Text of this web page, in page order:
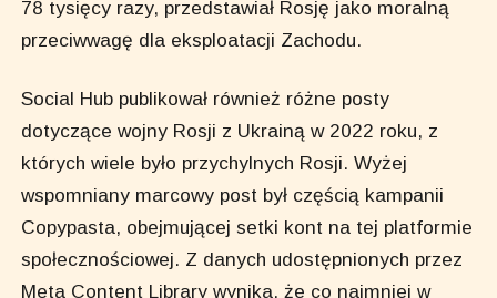
78 tysięcy razy, przedstawiał Rosję jako moralną
przeciwwagę dla eksploatacji Zachodu.
Social Hub publikował również różne posty
dotyczące wojny Rosji z Ukrainą w 2022 roku, z
których wiele było przychylnych Rosji. Wyżej
wspomniany marcowy post był częścią kampanii
Copypasta, obejmującej setki kont na tej platformie
społecznościowej. Z danych udostępnionych przez
Meta Content Library wynika, że co najmniej w